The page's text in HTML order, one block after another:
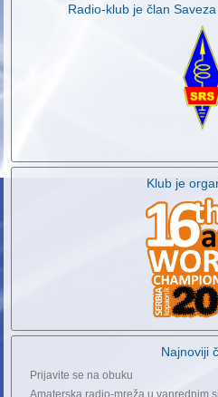
Radio-klub je član
Klub je
Najnoviji
Prijavite se na obuku
Amaterska radio-mreža u vanrednim